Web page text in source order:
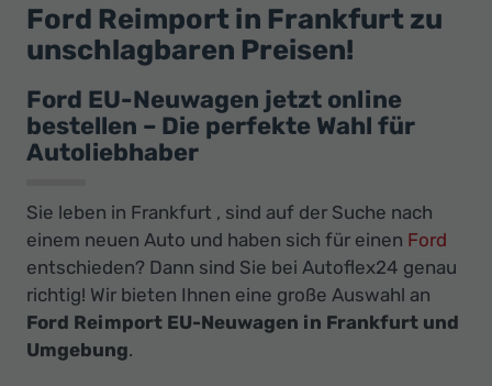
Neuwagen
Jahreswagen
und
Gebrauchtwagen
zu
Preisen
-
Ihr
Innovatives
Autohaus
Ford Reimport in Frankfurt zu
unschlagbaren Preisen!
Ford EU-Neuwagen jetzt online
bestellen – Die perfekte Wahl für
Autoliebhaber
Sie leben in Frankfurt , sind auf der Suche nach
einem neuen Auto und haben sich für einen Ford
entschieden? Dann sind Sie bei Autoflex24 genau
richtig! Wir bieten Ihnen eine große Auswahl an
Ford Reimport EU-Neuwagen in Frankfurt und
Umgebung.